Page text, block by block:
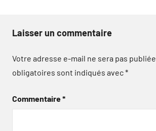
Laisser un commentaire
Votre adresse e-mail ne sera pas publiée.
obligatoires sont indiqués avec*
Commentaire*